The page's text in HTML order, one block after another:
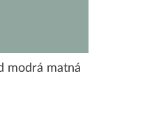
modrá matná